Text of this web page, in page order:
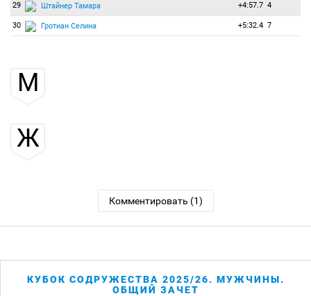
29 Штайнер Тамара +4:57.7 4
30 Гротиан Селина +5:32.4 7
М
Ж
Комментировать (1)
КУБОК СОДРУЖЕСТВА 2025/26. МУЖЧИНЫ.
ОБЩИЙ ЗАЧЕТ